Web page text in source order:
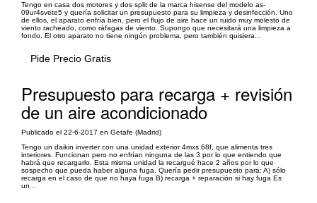
Tengo en casa dos motores y dos split de la marca hisense del modelo as-
09ur4svete5 y quería solicitar un presupuesto para su limpieza y desinfección. Uno
de ellos, el aparato enfría bien, pero el flujo de aire hace un ruido muy molesto de
viento racheado, como ráfagas de viento. Supongo que necesitará una limpieza a
fondo. El otro aparato no tiene ningún problema, pero también quisiera...
Pide Precio Gratis
Presupuesto para recarga + revisión
de un aire acondicionado
Publicado el 22-6-2017 en Getafe (Madrid)
Tengo un daikin inverter con una unidad exterior 4mxs 68f, que alimenta tres
interiores. Funcionan pero no enfrían ninguna de las 3 por lo que entiendo que
habrá que recargarlo. Esta misma unidad la recargué hace 2 años por lo que
sospecho que pueda haber alguna fuga. Quería pedir presupuesto para: A) sólo
recarga en el caso de que no haya fuga B) recarga + reparación si hay fuga Es
un...